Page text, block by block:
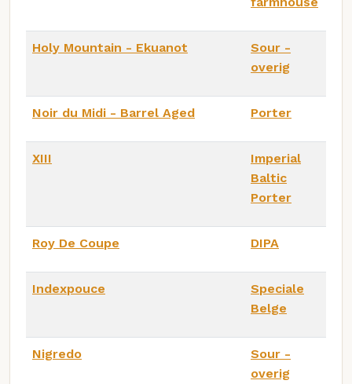
Holy Mountain - Ekuanot
Sour -
overig
Noir du Midi - Barrel Aged Porter
XIII
Imperial
Baltic
Porter
Roy De Coupe DIPA
Indexpouce
Speciale
Belge
Nigredo
Sour -
overig